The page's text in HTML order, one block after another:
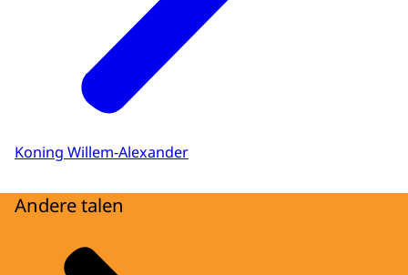
Koning Willem-Alexander
Andere talen